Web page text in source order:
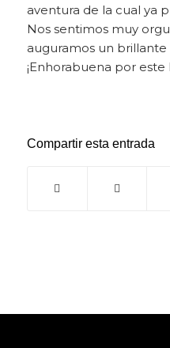
aventura de la cual ya
Nos sentimos muy
auguramos un
¡Enhorabuena por este
Compartir esta entrada